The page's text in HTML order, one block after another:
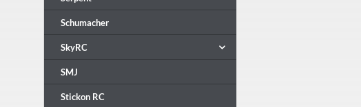
Schumacher
SkyRC
SMJ
Stickon RC